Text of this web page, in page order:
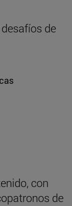
de
con
de